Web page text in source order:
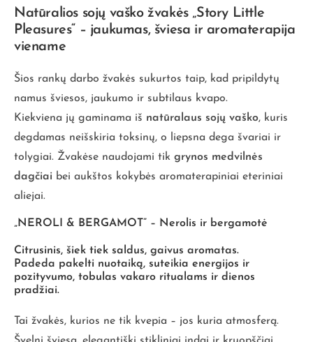
Natūralios sojų vaško žvakės „Story Little
Pleasures“ – jaukumas, šviesa ir aromaterapija
viename
Šios rankų darbo žvakės sukurtos taip, kad pripildytų
namus šviesos, jaukumo ir subtilaus kvapo.
Kiekviena jų gaminama iš natūralaus sojų vaško, kuris
degdamas neišskiria toksinų, o liepsna dega švariai ir
tolygiai. Žvakėse naudojami tik grynos medvilnės
dagčiai bei aukštos kokybės aromaterapiniai eteriniai
aliejai.
„NEROLI & BERGAMOT” – Nerolis ir bergamotė
Citrusinis, šiek tiek saldus, gaivus aromatas.
Padeda pakelti nuotaiką, suteikia energijos ir
pozityvumo, tobulas vakaro ritualams ir dienos
pradžiai.
Tai žvakės, kurios ne tik kvepia – jos kuria atmosferą.